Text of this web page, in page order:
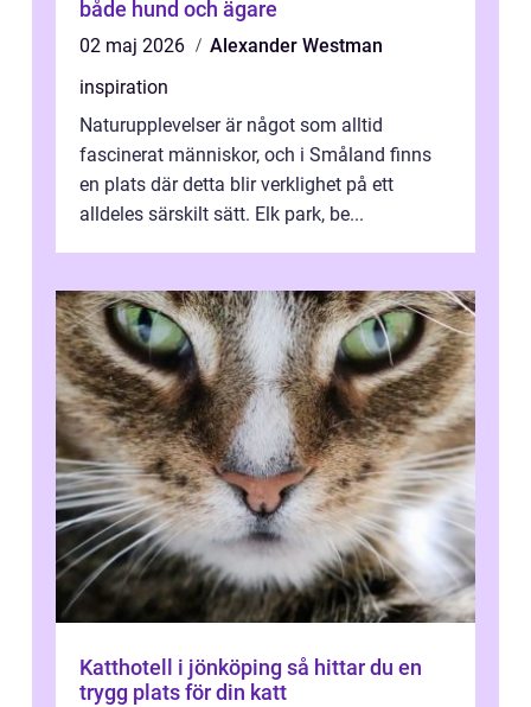
både hund och ägare
02 maj 2026
Alexander Westman
inspiration
Naturupplevelser är något som alltid
fascinerat människor, och i Småland finns
en plats där detta blir verklighet på ett
alldeles särskilt sätt. Elk park, be...
Katthotell i jönköping så hittar du en
trygg plats för din katt